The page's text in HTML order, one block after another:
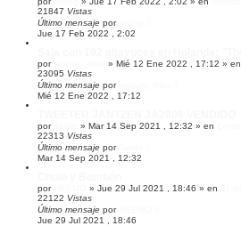
21847 Vistas
Último mensaje por
Jue 17 Feb 2022 , 2:02
por » Mié 12 Ene 2022 , 17:12 » en
23095 Vistas
Último mensaje por
Mié 12 Ene 2022 , 17:12
por » Mar 14 Sep 2021 , 12:32 » en
22313 Vistas
Último mensaje por
Mar 14 Sep 2021 , 12:32
por » Jue 29 Jul 2021 , 18:46 » en
22122 Vistas
Último mensaje por
Jue 29 Jul 2021 , 18:46